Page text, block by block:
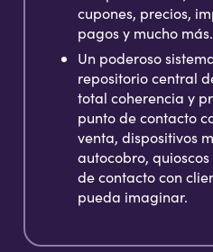
cupones, precios,
pagos y mucho más.
Un poderoso
repositorio central
total coherencia y
punto de contacto
venta, dispositivos
autocobro,
de contacto con
pueda imaginar.